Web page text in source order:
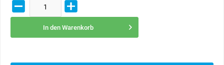
In den Warenkorb